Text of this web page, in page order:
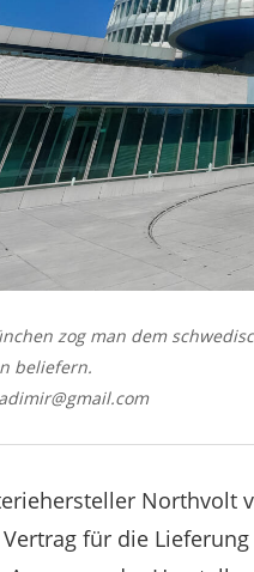
zog man dem
beliefern.
Northvolt
für die